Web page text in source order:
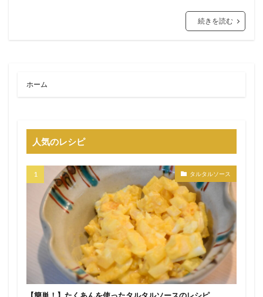
続きを読む
ホーム
人気のレシピ
タルタルソース
【簡単！】たくあんを使ったタルタルソースのレシピ